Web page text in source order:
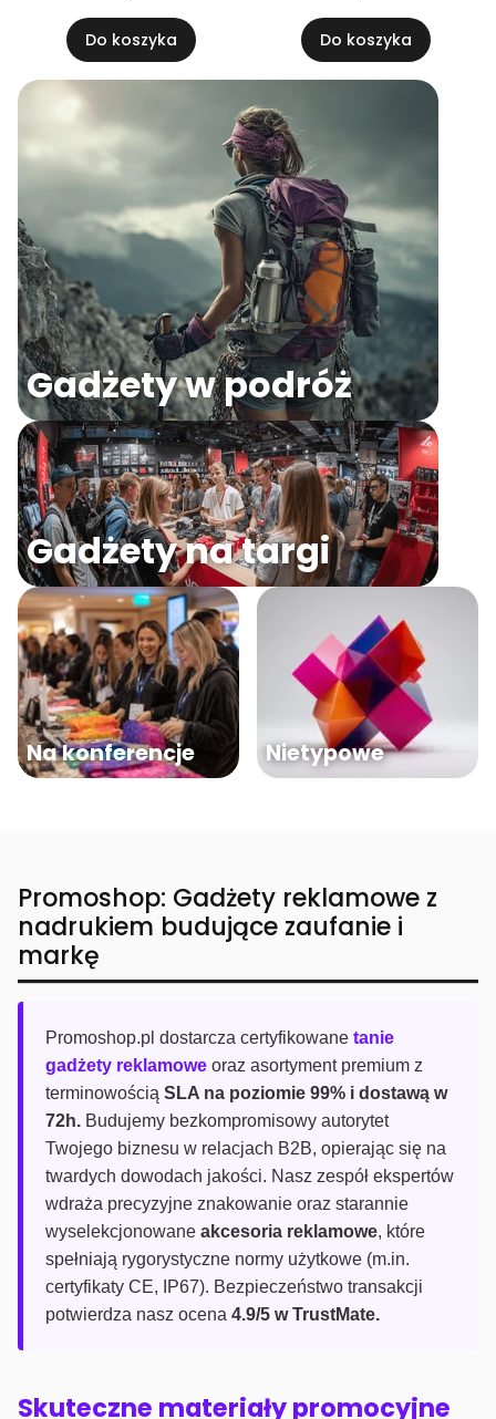
Do koszyka Do koszyka
Gadżety w podróż
Gadżety na targi
Na konferencje Nietypowe
Promoshop: Gadżety reklamowe z
nadrukiem budujące zaufanie i
markę
Promoshop.pl dostarcza certyfikowane tanie
gadżety reklamowe oraz asortyment premium z
terminowością SLA na poziomie 99% i dostawą w
72h. Budujemy bezkompromisowy autorytet
Twojego biznesu w relacjach B2B, opierając się na
twardych dowodach jakości. Nasz zespół ekspertów
wdraża precyzyjne znakowanie oraz starannie
wyselekcjonowane akcesoria reklamowe, które
spełniają rygorystyczne normy użytkowe (m.in.
certyfikaty CE, IP67). Bezpieczeństwo transakcji
potwierdza nasz ocena 4.9/5 w TrustMate.
Skuteczne materiały promocyjne